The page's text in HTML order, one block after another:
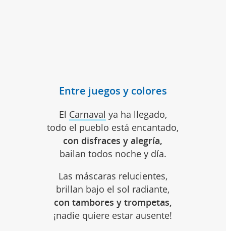
Entre juegos y colores
El Carnaval ya ha llegado,
todo el pueblo está encantado,
con disfraces y alegría,
bailan todos noche y día.
Las máscaras relucientes,
brillan bajo el sol radiante,
con tambores y trompetas,
¡nadie quiere estar ausente!